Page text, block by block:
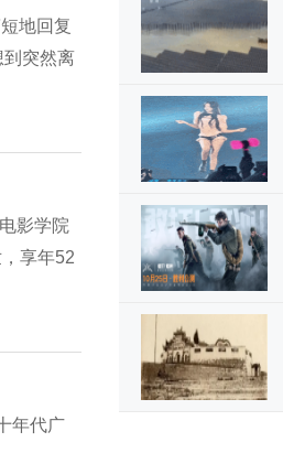
地回复
到突然离
影学院
享年52
年代广